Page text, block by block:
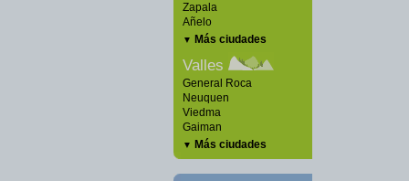
Zapala
Añelo
▼ Más ciudades
Valles
General Roca
Neuquen
Viedma
Gaiman
▼ Más ciudades